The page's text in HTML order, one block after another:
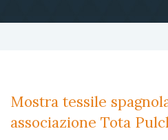
Mostra tessile
associazione Tota